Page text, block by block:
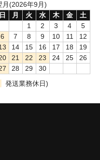
月(2026年9月)
日
月 火 水 木 金
土
1
2 3 4
5
6
7 8 9 10 11
12
14 15 16 17 18
19
21 22 23 24 25
26
28 29
30
発送業務休日)